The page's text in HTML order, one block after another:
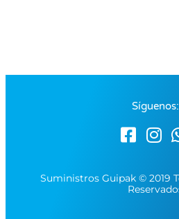
Síguenos:
Suministros Guipak © 2019